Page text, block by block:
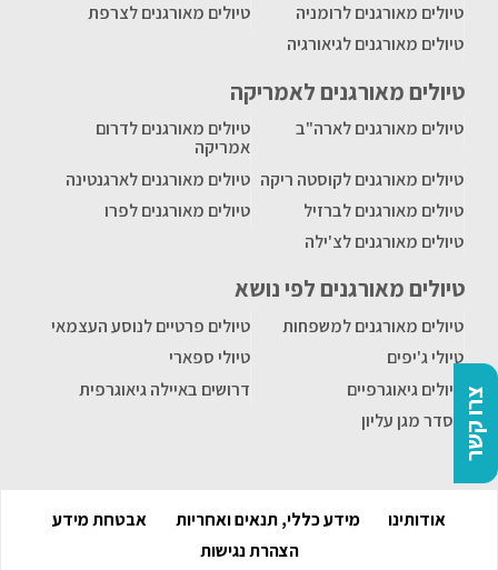
צרו קשר
טיולים מאורגנים לרומניה
טיולים מאורגנים לצרפת
טיולים מאורגנים לגיאורגיה
טיולים מאורגנים לאמריקה
טיולים מאורגנים לארה"ב
טיולים מאורגנים לדרום
אמריקה
טיולים מאורגנים לקוסטה ריקה טיולים מאורגנים לארגנטינה
טיולים מאורגנים לברזיל
טיולים מאורגנים לפרו
טיולים מאורגנים לצ'ילה
טיולים מאורגנים לפי נושא
טיולים מאורגנים למשפחות
טיולים פרטיים לנוסע העצמאי
טיולי ג'יפים
טיולי ספארי
טיולים גיאוגרפיים
דרושים באיילה גיאוגרפית
הסדר מגן עליון
אודותינו מידע כללי, תנאים ואחריות
אבטחת מידע
הצהרת נגישות